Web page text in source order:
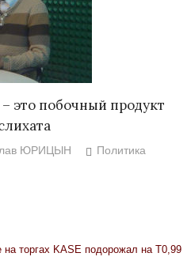
это побочный продукт
ЮРИЦЫН
Политика
на торгах KASE подорожал на Т0,99